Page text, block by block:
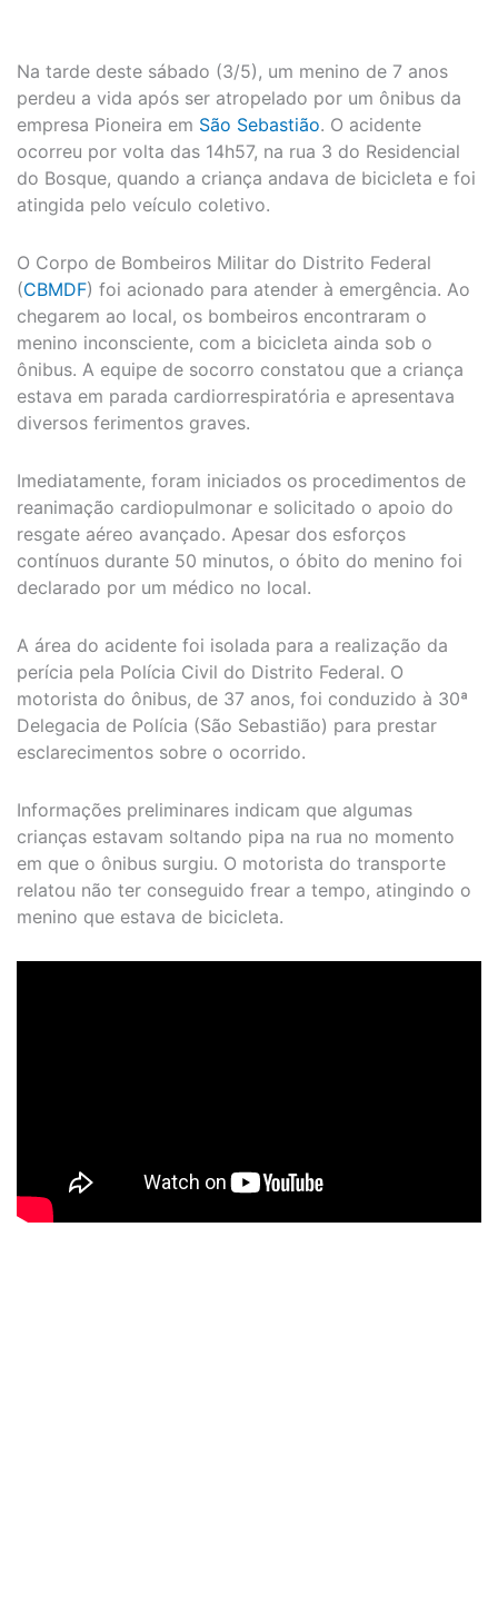
Na tarde deste sábado (3/5), um menino de 7 anos
perdeu a vida após ser atropelado por um ônibus da
empresa Pioneira em São Sebastião. O acidente
ocorreu por volta das 14h57, na rua 3 do Residencial
do Bosque, quando a criança andava de bicicleta e foi
atingida pelo veículo coletivo.
O Corpo de Bombeiros Militar do Distrito Federal
(CBMDF) foi acionado para atender à emergência. Ao
chegarem ao local, os bombeiros encontraram o
menino inconsciente, com a bicicleta ainda sob o
ônibus. A equipe de socorro constatou que a criança
estava em parada cardiorrespiratória e apresentava
diversos ferimentos graves.
Imediatamente, foram iniciados os procedimentos de
reanimação cardiopulmonar e solicitado o apoio do
resgate aéreo avançado. Apesar dos esforços
contínuos durante 50 minutos, o óbito do menino foi
declarado por um médico no local.
A área do acidente foi isolada para a realização da
perícia pela Polícia Civil do Distrito Federal. O
motorista do ônibus, de 37 anos, foi conduzido à 30ª
Delegacia de Polícia (São Sebastião) para prestar
esclarecimentos sobre o ocorrido.
Informações preliminares indicam que algumas
crianças estavam soltando pipa na rua no momento
em que o ônibus surgiu. O motorista do transporte
relatou não ter conseguido frear a tempo, atingindo o
menino que estava de bicicleta.